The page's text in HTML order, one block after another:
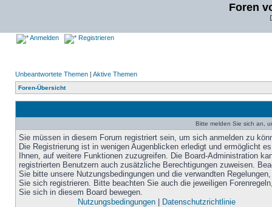
Foren
Anmelden Registrieren
Unbeantwortete Themen | Aktive Themen
Foren-Übersicht
Bitte melden Sie sich an,
Sie müssen in diesem Forum registriert sein, um sich anmelden zu
Die Registrierung ist in wenigen Augenblicken erledigt und ermöglicht es
Ihnen, auf weitere Funktionen zuzugreifen. Die Board-Administration
registrierten Benutzern auch zusätzliche Berechtigungen zuweisen.
Sie bitte unsere Nutzungsbedingungen und die verwandten
Sie sich registrieren. Bitte beachten Sie auch die jeweiligen
Sie sich in diesem Board bewegen.
Nutzungsbedingungen| Datenschutzrichtlinie